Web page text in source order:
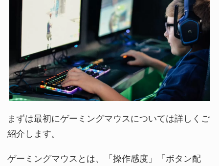
まずは最初にゲーミングマウスについては詳しくご
紹介します。
ゲーミングマウスとは、「操作感度」「ボタン配